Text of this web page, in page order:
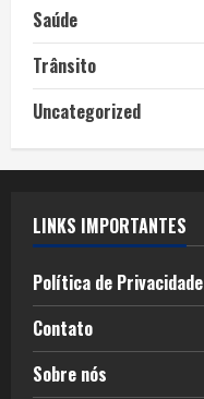
Saúde
Trânsito
Uncategorized
LINKS IMPORTANTES
Política de Privacidade
Contato
Sobre nós